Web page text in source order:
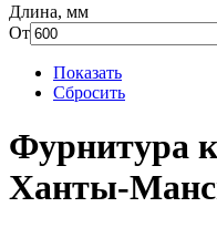
Длина, мм
От
Показать
Сбросить
Фурнитура
Ханты-